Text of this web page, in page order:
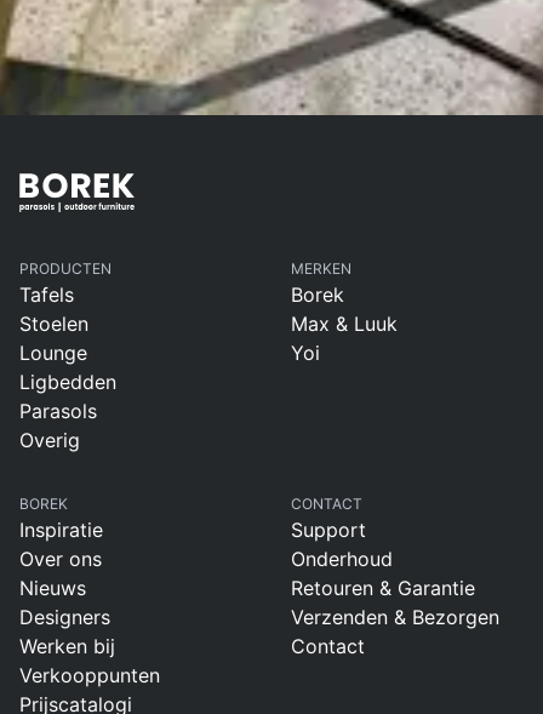
PRODUCTEN
Tafels
Stoelen
Lounge
Ligbedden
Parasols
Overig
MERKEN
Borek
Max & Luuk
Yoi
BOREK
Inspiratie
Over ons
Nieuws
Designers
Werken bij
Verkooppunten
Prijscatalogi
CONTACT
Support
Onderhoud
Retouren & Garantie
Verzenden & Bezorgen
Contact